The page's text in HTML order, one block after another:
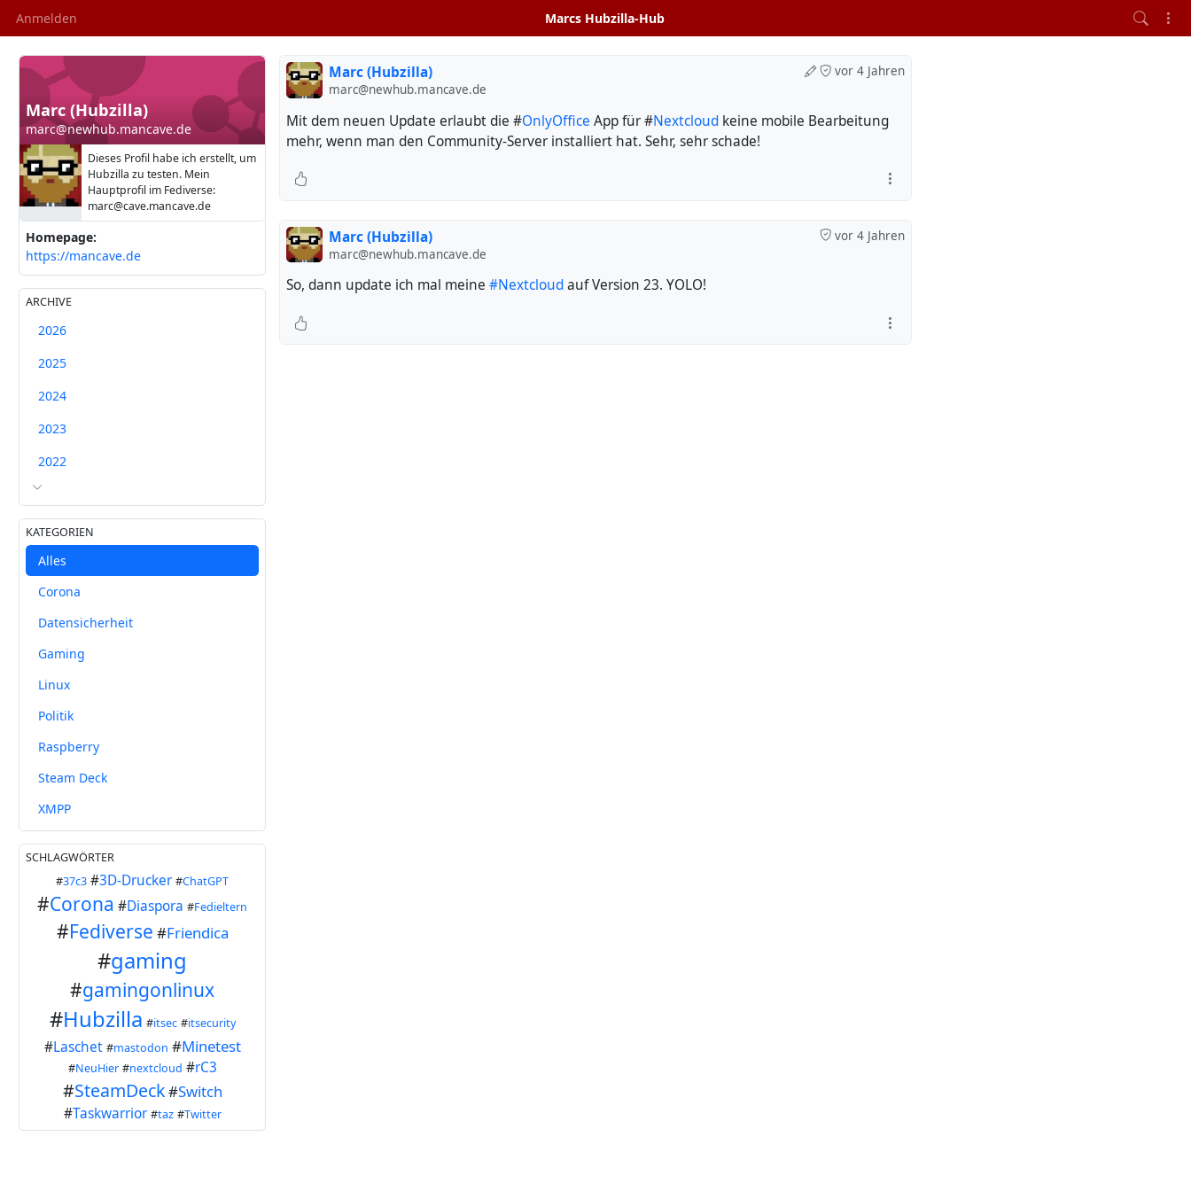
Anmelden Marcs Hubzilla-Hub
Marc (Hubzilla)
marc@newhub.mancave.de
Dieses Profil habe ich erstellt, um
Hubzilla zu testen. Mein
Hauptprofil im Fediverse:
marc@cave.mancave.de
Homepage:
https://mancave.de
ARCHIVE
2026
2025
2024
2023
2022
KATEGORIEN
Alles
Corona
Datensicherheit
Gaming
Linux
Politik
Raspberry
Steam Deck
XMPP
SCHLAGWÖRTER
#37c3 #3D-Drucker #ChatGPT
#Corona #Diaspora #Fedieltern
#Fediverse #Friendica
#gaming
#gamingonlinux
#Hubzilla #itsec #itsecurity
#Laschet #mastodon #Minetest
#NeuHier #nextcloud #rC3
#SteamDeck#Switch
#Taskwarrior #taz #Twitter
vor 4 Jahren
Marc (Hubzilla)
marc@newhub.mancave.de
Mit dem neuen Update erlaubt die #OnlyOffice App für #Nextcloud keine mobile Bearbeitung
mehr, wenn man den Community-Server installiert hat. Sehr, sehr schade!
vor 4 Jahren
Marc (Hubzilla)
marc@newhub.mancave.de
So, dann update ich mal meine #Nextcloudauf Version 23. YOLO!